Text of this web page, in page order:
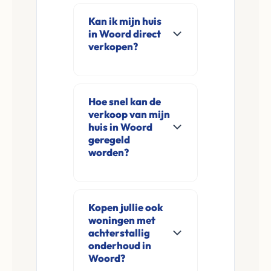
Kan ik mijn huis
in Woord direct
verkopen?
direct aan in Woord
en omgeving. U
verkoopt
rechtstreeks aan ons
en zonder
makelaarskosten.
Hoe snel kan de
verkoop van mijn
huis in Woord
geregeld
worden?
aanvraag en
eventuele korte
opname al binnen 24
tot 48 uur een
Kopen jullie ook
woningen met
achterstallig
onderhoud in
Woord?